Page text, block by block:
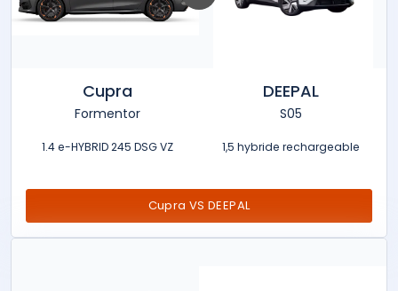
Cupra
Formentor
1.4 e-HYBRID 245 DSG VZ
DEEPAL
S05
1,5 hybride rechargeable
Cupra VS DEEPAL